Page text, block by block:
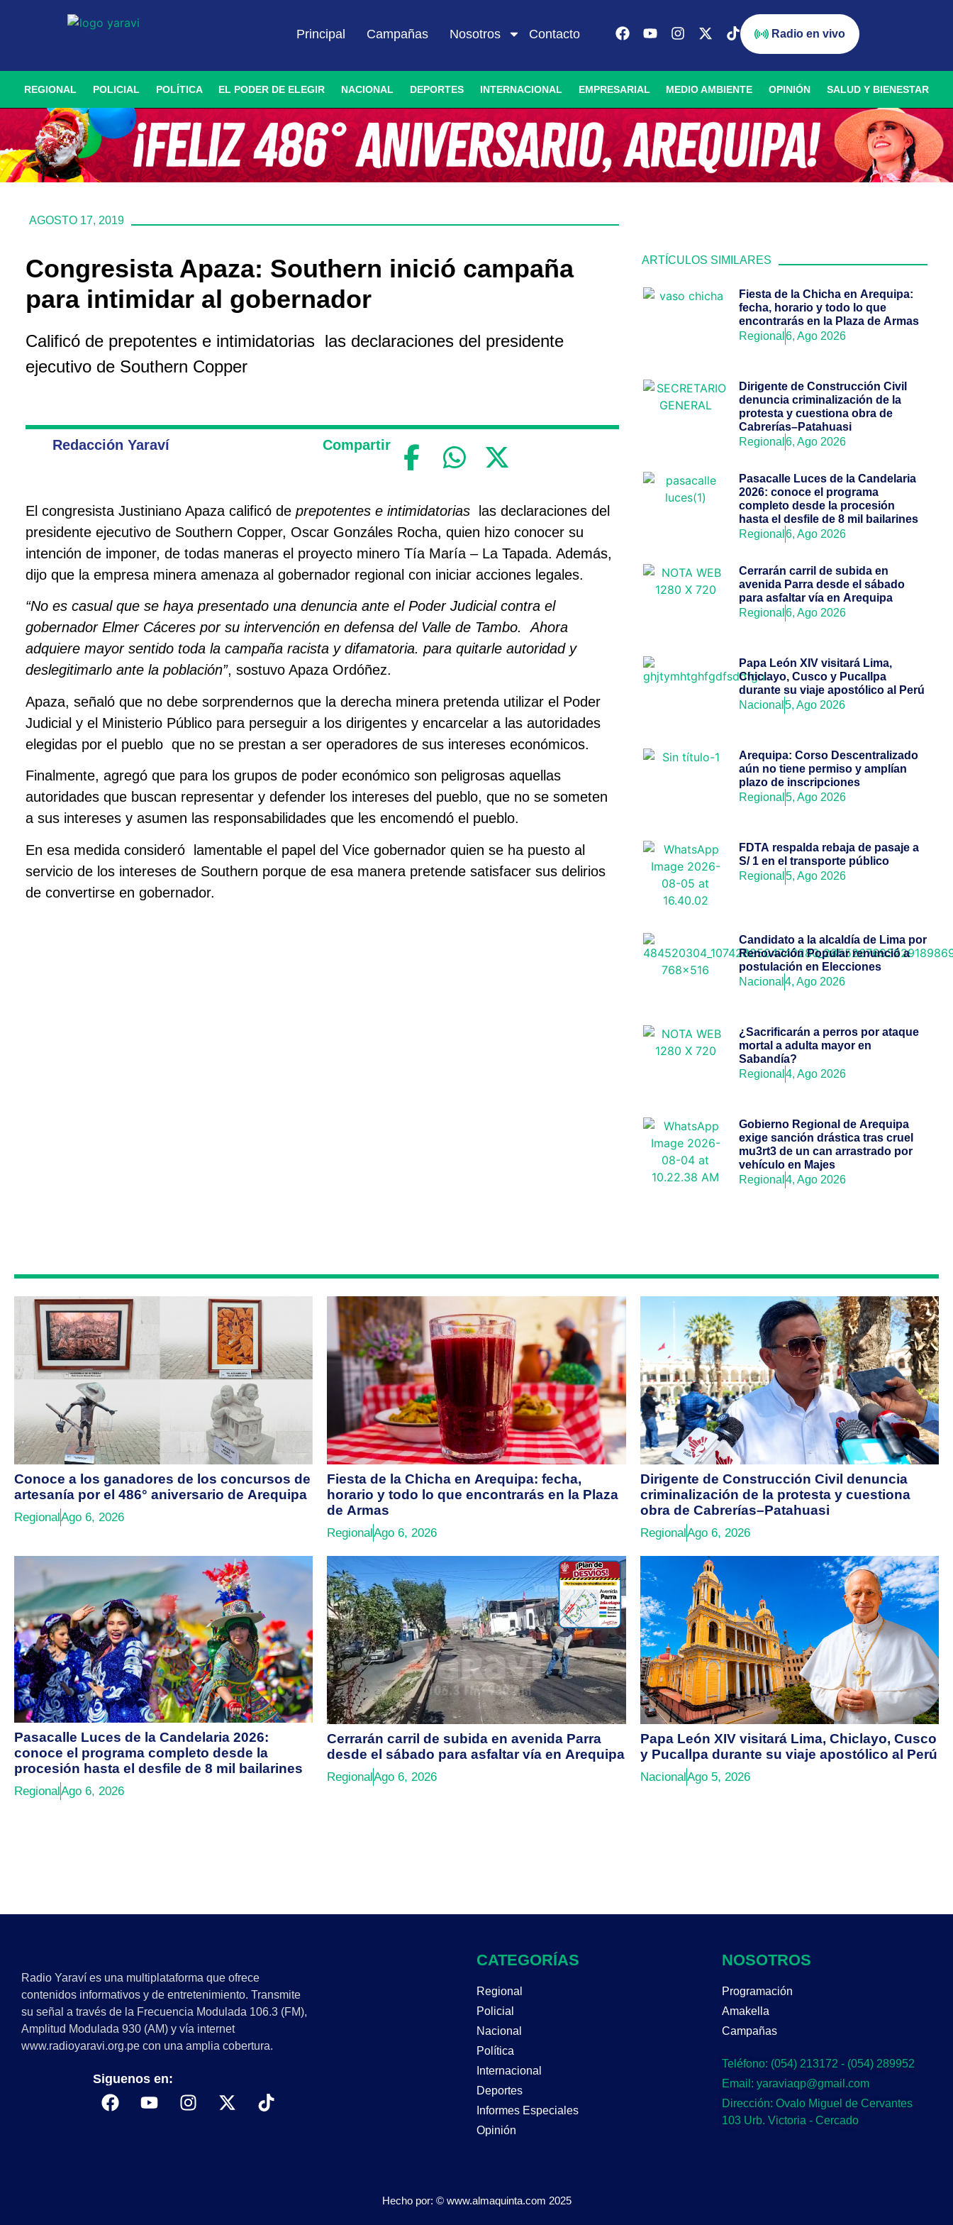
Principal Campañas Nosotros Contacto Radio en vivo
REGIONAL POLICIAL POLÍTICA EL PODER DE ELEGIR NACIONAL DEPORTES INTERNACIONAL EMPRESARIAL MEDIO AMBIENTE OPINIÓN SALUD Y BIENESTAR
ARTÍCULOS SIMILARES
Fiesta de la Chicha en Arequipa:
fecha, horario y todo lo que
encontrarás en la Plaza de Armas
Regional 6, Ago 2026
Dirigente de Construcción Civil
denuncia criminalización de la
protesta y cuestiona obra de
Cabrerías–Patahuasi
Regional 6, Ago 2026
Pasacalle Luces de la Candelaria
2026: conoce el programa
completo desde la procesión
hasta el desfile de 8 mil bailarines
Regional 6, Ago 2026
Cerrarán carril de subida en
avenida Parra desde el sábado
para asfaltar vía en Arequipa
Regional 6, Ago 2026
Papa León XIV visitará Lima,
Chiclayo, Cusco y Pucallpa
durante su viaje apostólico al Perú
Nacional 5, Ago 2026
Arequipa: Corso Descentralizado
aún no tiene permiso y amplían
plazo de inscripciones
Regional 5, Ago 2026
FDTA respalda rebaja de pasaje a
S/ 1 en el transporte público
Regional 5, Ago 2026
Candidato a la alcaldía de Lima por
Renovación Popular renunció a
postulación en Elecciones
Nacional 4, Ago 2026
¿Sacrificarán a perros por ataque
mortal a adulta mayor en
Sabandía?
Regional 4, Ago 2026
Gobierno Regional de Arequipa
exige sanción drástica tras cruel
mu3rt3 de un can arrastrado por
vehículo en Majes
Regional 4, Ago 2026
AGOSTO 17, 2019
Congresista Apaza: Southern inició campaña
para intimidar al gobernador
Calificó de prepotentes e intimidatorias las declaraciones del presidente
ejecutivo de Southern Copper
Redacción Yaraví Compartir
El congresista Justiniano Apaza calificó deprepotentes e intimidatorias las declaraciones del
presidente ejecutivo de Southern Copper, Oscar Gonzáles Rocha, quien hizo conocer su
intención de imponer, de todas maneras el proyecto minero Tía María – La Tapada. Además,
dijo que la empresa minera amenaza al gobernador regional con iniciar acciones legales.
“No es casual que se haya presentado una denuncia ante el Poder Judicial contra el
gobernador Elmer Cáceres por su intervención en defensa del Valle de Tambo. Ahora
adquiere mayor sentido toda la campaña racista y difamatoria. para quitarle autoridad y
deslegitimarlo ante la población”, sostuvo Apaza Ordóñez.
Apaza, señaló que no debe sorprendernos que la derecha minera pretenda utilizar el Poder
Judicial y el Ministerio Público para perseguir a los dirigentes y encarcelar a las autoridades
elegidas por el pueblo que no se prestan a ser operadores de sus intereses económicos.
Finalmente, agregó que para los grupos de poder económico son peligrosas aquellas
autoridades que buscan representar y defender los intereses del pueblo, que no se someten
a sus intereses y asumen las responsabilidades que les encomendó el pueblo.
En esa medida consideró lamentable el papel del Vice gobernador quien se ha puesto al
servicio de los intereses de Southern porque de esa manera pretende satisfacer sus delirios
de convertirse en gobernador.
Conoce a los ganadores de los concursos de
artesanía por el 486° aniversario de Arequipa
RegionalAgo 6, 2026
Fiesta de la Chicha en Arequipa: fecha,
horario y todo lo que encontrarás en la Plaza
de Armas
RegionalAgo 6, 2026
Dirigente de Construcción Civil denuncia
criminalización de la protesta y cuestiona
obra de Cabrerías–Patahuasi
RegionalAgo 6, 2026
Pasacalle Luces de la Candelaria 2026:
conoce el programa completo desde la
procesión hasta el desfile de 8 mil bailarines
RegionalAgo 6, 2026
Cerrarán carril de subida en avenida Parra
desde el sábado para asfaltar vía en Arequipa
RegionalAgo 6, 2026
Papa León XIV visitará Lima, Chiclayo, Cusco
y Pucallpa durante su viaje apostólico al Perú
NacionalAgo 5, 2026
Radio Yaraví es una multiplataforma que ofrece
contenidos informativos y de entretenimiento. Transmite
su señal a través de la Frecuencia Modulada 106.3 (FM),
Amplitud Modulada 930 (AM) y vía internet
www.radioyaravi.org.pe con una amplia cobertura.
Siguenos en:
CATEGORÍAS
Regional
Policial
Nacional
Política
Internacional
Deportes
Informes Especiales
Opinión
NOSOTROS
Programación
Amakella
Campañas
Teléfono: (054) 213172 - (054) 289952
Email: yaraviaqp@gmail.com
Dirección: Ovalo Miguel de Cervantes
103 Urb. Victoria - Cercado
Hecho por: © www.almaquinta.com 2025